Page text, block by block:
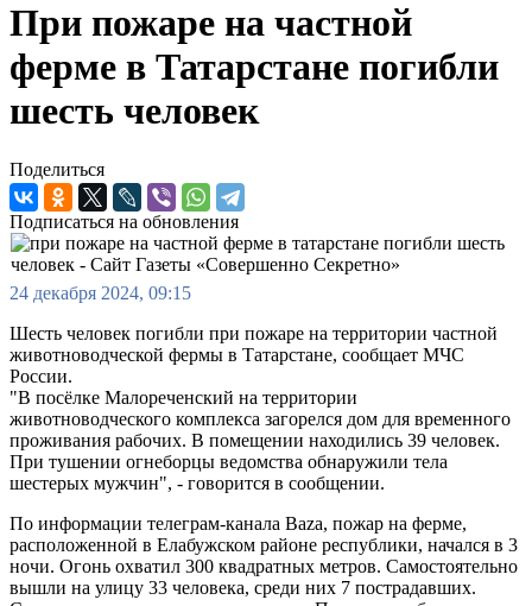
При пожаре на частной
ферме в Татарстане погибли
шесть человек
Поделиться
Подписаться на обновления
24 декабря 2024, 09:15
Шесть человек погибли при пожаре на территории частной
животноводческой фермы в Татарстане, сообщает МЧС
России.
"В посёлке Малореченский на территории
животноводческого комплекса загорелся дом для временного
проживания рабочих. В помещении находились 39 человек.
При тушении огнеборцы ведомства обнаружили тела
шестерых мужчин", - говорится в сообщении.
По информации телеграм-канала Baza, пожар на ферме,
расположенной в Елабужском районе республики, начался в 3
ночи. Огонь охватил 300 квадратных метров. Самостоятельно
вышли на улицу 33 человека, среди них 7 пострадавших.